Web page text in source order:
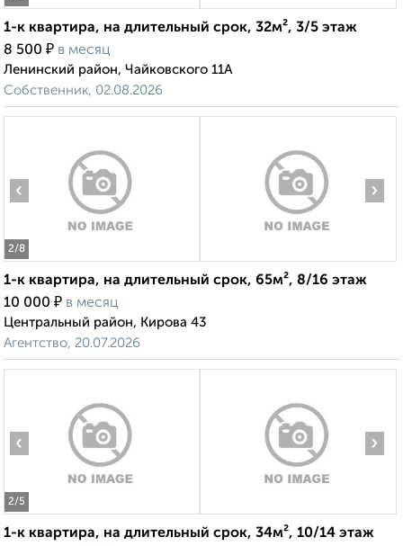
1-к квартира, на длительный срок, 32м², 3/5 этаж
8 500 ₽ в месяц
Ленинский район, Чайковского 11А
Собственник, 02.08.2026
2/8
‹ ›
1-к квартира, на длительный срок, 65м², 8/16 этаж
10 000 ₽ в месяц
Центральный район, Кирова 43
Агентство, 20.07.2026
2/5
‹ ›
1-к квартира, на длительный срок, 34м², 10/14 этаж